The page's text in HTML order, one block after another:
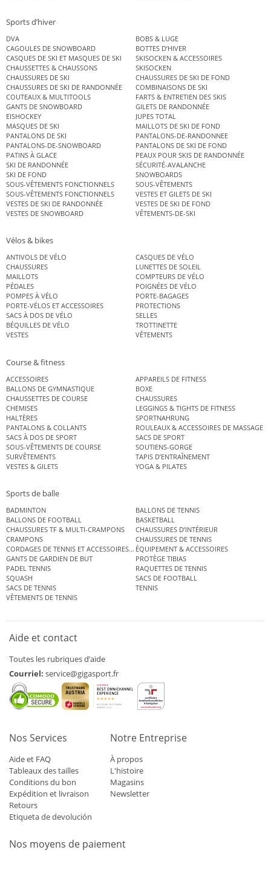
Sports d’hiver
DVA
BOBS & LUGE
CAGOULES DE SNOWBOARD
BOTTES D’HIVER
CASQUES DE SKI ET MASQUES DE SKI
SKISOCKEN & ACCESSOIRES
CHAUSSETTES & CHAUSSONS
SKISOCKEN
CHAUSSURES DE SKI
CHAUSSURES DE SKI DE FOND
CHAUSSURES DE SKI DE RANDONNÉE
COMBINAISONS DE SKI
COUTEAUX & MULTITOOLS
FARTS & ENTRETIEN DES SKIS
GANTS DE SNOWBOARD
GILETS DE RANDONNÉE
EISHOCKEY
JUPES TOTAL
MASQUES DE SKI
MAILLOTS DE SKI DE FOND
PANTALONS DE SKI
PANTALONS-DE-RANDONNEE
PANTALONS-DE-SNOWBOARD
PANTALONS DE SKI DE FOND
PATINS À GLACE
PEAUX POUR SKIS DE RANDONNÉE
SKI DE RANDONNÉE
SÉCURITÉ-AVALANCHE
SKI DE FOND
SNOWBOARDS
SOUS-VÊTEMENTS FONCTIONNELS
SOUS-VÊTEMENTS
SOUS-VÊTEMENTS FONCTIONNELS
VESTES ET GILETS DE SKI
VESTES DE SKI DE RANDONNÉE
VESTES DE SKI DE FOND
VESTES DE SNOWBOARD
VÊTEMENTS-DE-SKI
Vélos & bikes
ANTIVOLS DE VÉLO
CASQUES DE VÉLO
CHAUSSURES
LUNETTES DE SOLEIL
MAILLOTS
COMPTEURS DE VÉLO
PÉDALES
POIGNÉES DE VÉLO
POMPES À VÉLO
PORTE-BAGAGES
PORTE-VÉLOS ET ACCESSOIRES
PROTECTIONS
SACS À DOS DE VÉLO
SELLES
BÉQUILLES DE VÉLO
TROTTINETTE
VESTES
VÊTEMENTS
Course & fitness
ACCESSOIRES
APPAREILS DE FITNESS
BALLONS DE GYMNASTIQUE
BOXE
CHAUSSETTES DE COURSE
CHAUSSURES
CHEMISES
LEGGINGS & TIGHTS DE FITNESS
HALTÈRES
SPORTNAHRUNG
PANTALONS & COLLANTS
ROULEAUX & ACCESSOIRES DE MASSAGE
SACS À DOS DE SPORT
SACS DE SPORT
SOUS-VÊTEMENTS DE COURSE
SOUTIENS-GORGE
SURVÊTEMENTS
TAPIS D’ENTRAÎNEMENT
VESTES & GILETS
YOGA & PILATES
Sports de balle
BADMINTON
BALLONS DE TENNIS
BALLONS DE FOOTBALL
BASKETBALL
CHAUSSURES TF & MULTI-CRAMPONS
CHAUSSURES D’INTÉRIEUR
CRAMPONS
CHAUSSURES DE TENNIS
CORDAGES DE TENNIS ET ACCESSOIRES DE TENNISÉQUIPEMENT & ACCESSOIRES
GANTS DE GARDIEN DE BUT
PROTÈGE TIBIAS
PADEL TENNIS
RAQUETTES DE TENNIS
SQUASH
SACS DE FOOTBALL
SACS DE TENNIS
TENNIS
VÊTEMENTS DE TENNIS
Aide et contact
Toutes les rubriques d’aide
Courriel: service@gigasport.fr
Nos Services
Aide et FAQ
Tableaux des tailles
Conditions du bon
Expédition et livraison
Retours
Etiqueta de devolución
Notre Entreprise
À propos
L'histoire
Magasins
Newsletter
Nos moyens de paiement